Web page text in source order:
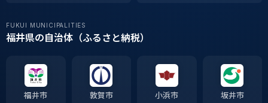
FUKUI MUNICIPALITIES
福井県の自治体（ふるさと納税）
福井市 敦賀市 小浜市 坂井市